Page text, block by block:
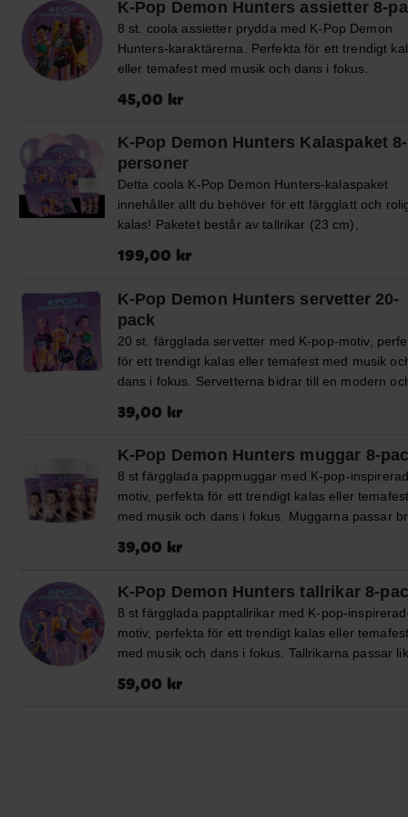
vilket gör dem lika praktiska som festliga. Använd
dem till mat, snacks eller låt varje gäst få ta med
en tallrik hem som ett kul minne från kalaset.
K-Pop Demon Hunters assietter 8-
8 st. coola assietter prydda med K-Pop Demon
Hunters-karaktärerna. Perfekta för ett trendigt
eller temafest med musik och dans i fokus.
Assietterna är tillverkade av FSC-märkt papp,
brukade skogar med hänsyn till både miljö och
människor. Diametern är ca 20 cm.
Pris :45,00 kr
45,00 kr
K-Pop Demon Hunters Kalaspaket
personer
Detta coola K-Pop Demon Hunters-kalaspaket
innehåller allt du behöver för ett färgglatt och
kalas! Paketet består av tallrikar (23 cm),
8 eller 16 personer. Dessutom ingår 10 ljusrosa
stämning, samt en svart plastduk (137 x 274 cm)
som gör dukningen komplett. Med ett färdigt
kalaspaket går det snabbt och enkelt att ordna
födelsedag fylld med glada barn, lek och skratt.
Komplettera gärna med kalaspåsar, partyboxar,
godis, småleksaker och andra K-Pop-dekorationer
för att göra kalaset ännu roligare.
Pris: 199,00 kr
199,00 kr
K-Pop Demon Hunters servetter 20-
pack
20 st. färgglada servetter med K-pop-motiv,
för ett trendigt kalas eller temafest med musik
dans i fokus. Servetterna bidrar till en modern
33 x 33 cm utvikta. De är tillverkade av FSC-märkt
ansvarsfullt brukade skogar med hänsyn till både
miljö och människor.
Pris :39,00 kr
39,00 kr
K-Pop Demon Hunters muggar 8-
8 st färgglada pappmuggar med K-pop-
motiv, perfekta för ett trendigt kalas eller temafest
med musik och dans i fokus. Muggarna passar
och snygg dukning. Muggarna är tillverkade av
från ansvarsfullt brukade skogar med hänsyn till
både miljö och människor. Muggarna rymmer ca
ml.
Pris :39,00 kr
39,00 kr
K-Pop Demon Hunters tallrikar 8-
8 st färgglada papptallrikar med K-pop-
motiv, perfekta för ett trendigt kalas eller temafest
med musik och dans i fokus. Tallrikarna passar
en riktigt snygg och modern dukning. Tallrikarna är
Pris :59,00 kr
59,00 kr